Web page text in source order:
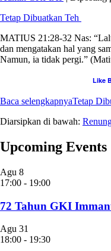
Tetap Dibuatkan Teh
MATIUS 21:28-32 Nas:
dan mengatakan hal yang
Namun, ia tidak pergi.”
Like
Baca selengkapnyaTetap
Diarsipkan di bawah:
Upcoming Events
Agu 8
17:00 - 19:00
72 Tahun GKI
Agu 31
18:00 - 19:30